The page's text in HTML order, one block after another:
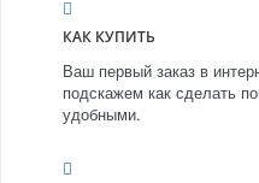
КАК КУПИТЬ
Ваш первый заказ в
подскажем как сделать
удобными.